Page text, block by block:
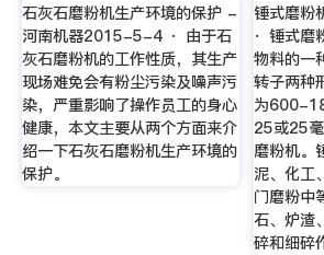
石灰石磨粉机生产环境的保护 -
河南机器2015-5-4 · 由于石
灰石磨粉机的工作性质，其生产
现场难免会有粉尘污染及噪声污
染，严重影响了操作员工的身心
健康，本文主要从两个方面来介
绍一下石灰石磨粉机生产环境的
保护。
锤式磨
· 锤式磨
物料的一
转子两种
为600-
25或25
磨粉机。
泥、化工
门磨粉中
石、炉渣
碎和细碎